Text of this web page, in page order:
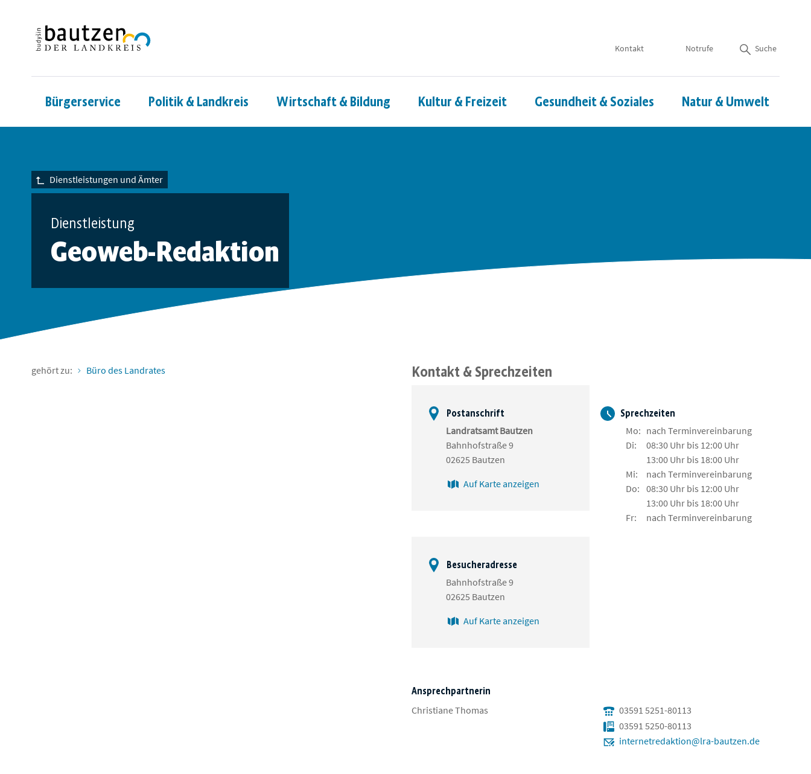
Kontakt Notrufe Suche
Bürgerservice Politik & Landkreis Wirtschaft & Bildung Kultur & Freizeit Gesundheit & Soziales Natur & Umwelt
Dienstleistungen und Ämter
Dienstleistung
Geoweb-Redaktion
gehört zu: Büro des Landrates Kontakt & Sprechzeiten
Postanschrift
Landratsamt Bautzen
Bahnhofstraße 9
02625 Bautzen
Auf Karte anzeigen
Besucheradresse
Bahnhofstraße 9
02625 Bautzen
Auf Karte anzeigen
Sprechzeiten
Mo: nach Terminvereinbarung
Di:
08:30 Uhr bis 12:00 Uhr
13:00 Uhr bis 18:00 Uhr
Mi:
nach Terminvereinbarung
Do: 08:30 Uhr bis 12:00 Uhr
13:00 Uhr bis 18:00 Uhr
Fr:
nach Terminvereinbarung
Ansprechpartnerin
Christiane Thomas
03591 5251-80113
03591 5250-80113
internetredaktion@lra-bautzen.de